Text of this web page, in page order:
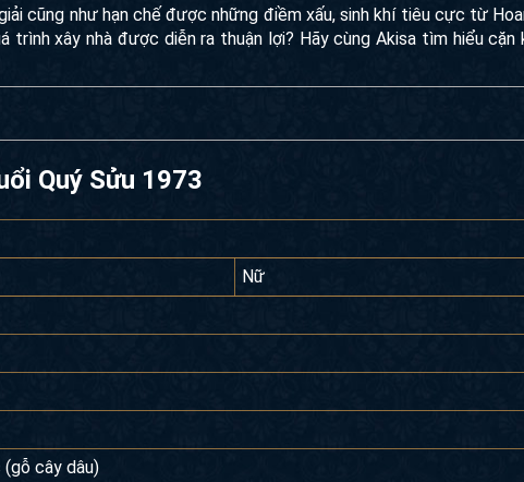
cũng như hạn chế được những điềm xấu, sinh khí tiêu cực từ
trình xây nhà được diễn ra thuận lợi? Hãy cùng Akisa tìm hiểu
Quý Sửu 1973
Nữ
cây dâu)